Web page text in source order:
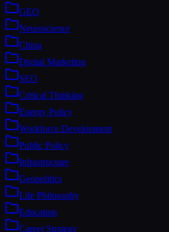
GEO
Neuroscience
China
Digital Marketing
SEO
Critical Thinking
Energy Policy
Workforce Development
Public Policy
Infrastructure
Geopolitics
Life Philosophy
Education
Career Strategy